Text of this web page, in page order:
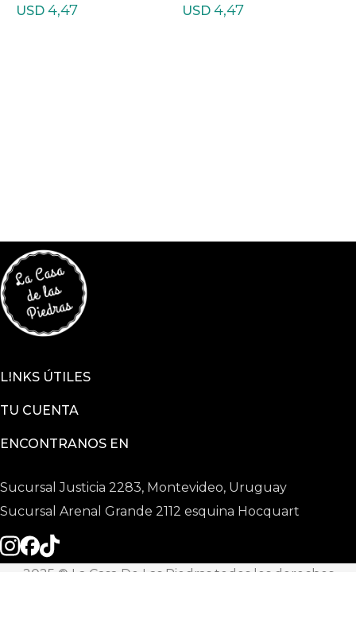
USD 4,47
USD 4,47
LINKS ÚTILES
TU CUENTA
ENCONTRANOS EN
Sucursal Justicia 2283, Montevideo, Uruguay
Sucursal Arenal Grande 2112 esquina Hocquart
2025 © La Casa De Las Piedras todos los derechos